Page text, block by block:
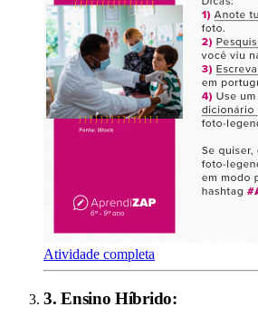
Atividade completa
3.Ensino Híbrido: